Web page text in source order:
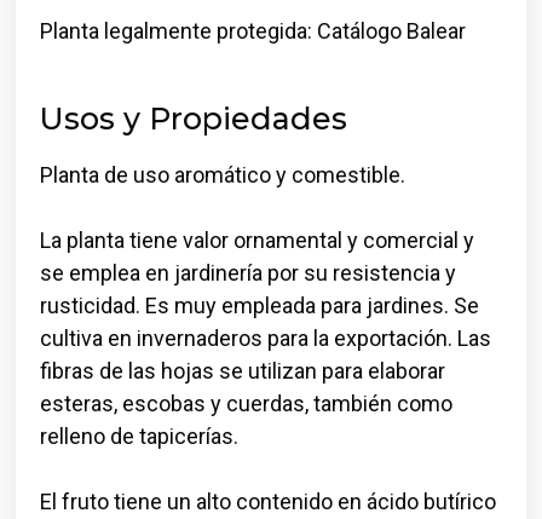
Planta legalmente protegida: Catálogo Balear
Usos y Propiedades
Planta de uso aromático y comestible.
La planta tiene valor ornamental y comercial y
se emplea en jardinería por su resistencia y
rusticidad. Es muy empleada para jardines. Se
cultiva en invernaderos para la exportación. Las
fibras de las hojas se utilizan para elaborar
esteras, escobas y cuerdas, también como
relleno de tapicerías.
El fruto tiene un alto contenido en ácido butírico